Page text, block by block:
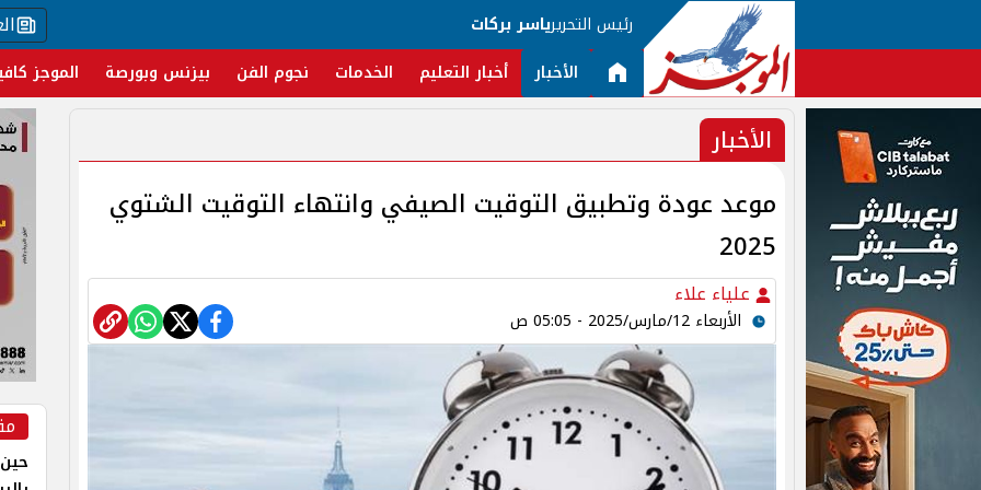
رئيس التحريرياسر بركات
الأخبار أخبار التعليم الخدمات نجوم الفن بيزنس وبورصة الموجز
الأخبار
موعد عودة وتطبيق التوقيت الصيفي وانتهاء التوقيت الشتوي
2025
علياء علاء
الأربعاء 12/مارس/2025 - 05:05 ص